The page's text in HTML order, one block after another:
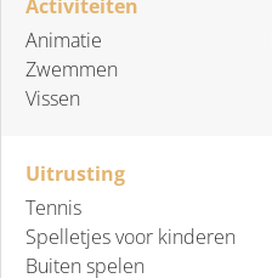
Activiteiten
Animatie
Zwemmen
Vissen
Uitrusting
Tennis
Spelletjes voor kinderen
Buiten spelen